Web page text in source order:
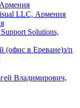
LLC, Армения
Solutions,
(офис в Ереване)з/п
Владимирович,